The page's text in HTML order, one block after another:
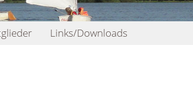
Links/Downloads